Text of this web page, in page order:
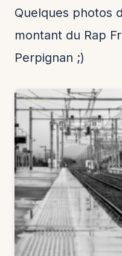
Quelques photos
montant du Rap
Perpignan ;)